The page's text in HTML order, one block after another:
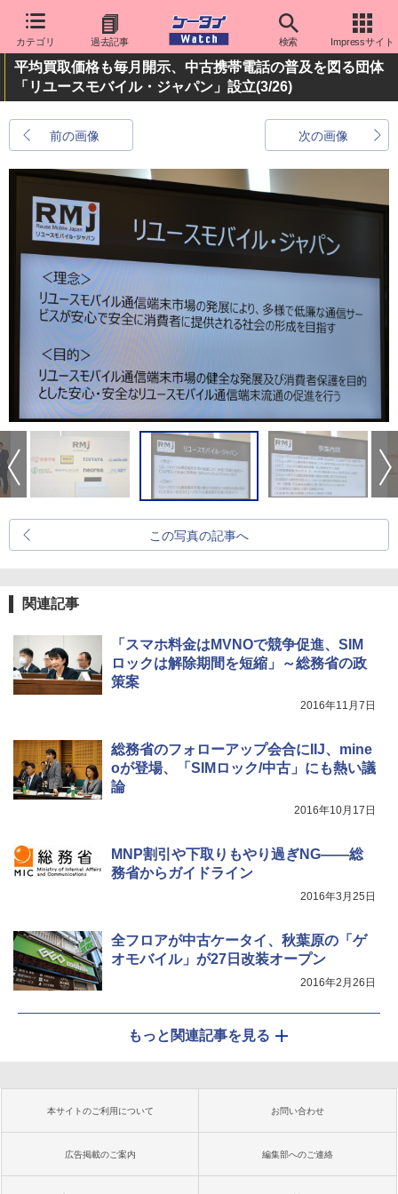
カテゴリ 過去記事 検索 Impressサイト
平均買取価格も毎月開示、中古携帯電話の普及を図る団体
「リユースモバイル・ジャパン」設立(3/26)
前の画像 次の画像
この写真の記事へ
関連記事
「スマホ料金はMVNOで競争促進、SIM
ロックは解除期間を短縮」～総務省の政
策案
2016年11月7日
総務省のフォローアップ会合にIIJ、mine
oが登場、「SIMロック/中古」にも熱い議
論
2016年10月17日
MNP割引や下取りもやり過ぎNG――総
務省からガイドライン
2016年3月25日
全フロアが中古ケータイ、秋葉原の「ゲ
オモバイル」が27日改装オープン
2016年2月26日
もっと関連記事を見る
本サイトのご利用について お問い合わせ
広告掲載のご案内 編集部へのご連絡